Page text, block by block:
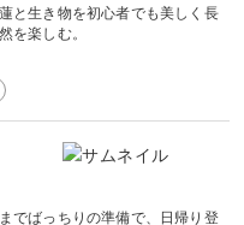
と生き物を初心者でも美しく長
を楽しむ。
でばっちりの準備で、日帰り登